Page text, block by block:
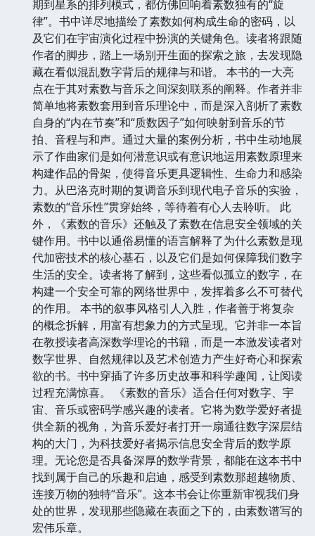
期到星系的排列模式，都仿佛回响着素数独有的“旋
律”。书中详尽地描绘了素数如何构成生命的密码，以
及它们在宇宙演化过程中扮演的关键角色。读者将跟随
作者的脚步，踏上一场别开生面的探索之旅，去发现隐
藏在看似混乱数字背后的规律与和谐。 本书的一大亮
点在于其对素数与音乐之间深刻联系的阐释。作者并非
简单地将素数套用到音乐理论中，而是深入剖析了素数
自身的“内在节奏”和“质数因子”如何映射到音乐的节
拍、音程与和声。通过大量的案例分析，书中生动地展
示了作曲家们是如何潜意识或有意识地运用素数原理来
构建作品的骨架，使得音乐更具逻辑性、生命力和感染
力。从巴洛克时期的复调音乐到现代电子音乐的实验，
素数的“音乐性”贯穿始终，等待着有心人去聆听。 此
外，《素数的音乐》还触及了素数在信息安全领域的关
键作用。书中以通俗易懂的语言解释了为什么素数是现
代加密技术的核心基石，以及它们是如何保障我们数字
生活的安全。读者将了解到，这些看似孤立的数字，在
构建一个安全可靠的网络世界中，发挥着多么不可替代
的作用。 本书的叙事风格引人入胜，作者善于将复杂
的概念拆解，用富有想象力的方式呈现。它并非一本旨
在教授读者高深数学理论的书籍，而是一本激发读者对
数字世界、自然规律以及艺术创造力产生好奇心和探索
欲的书。书中穿插了许多历史故事和科学趣闻，让阅读
过程充满惊喜。 《素数的音乐》适合任何对数字、宇
宙、音乐或密码学感兴趣的读者。它将为数学爱好者提
供全新的视角，为音乐爱好者打开一扇通往数字深层结
构的大门，为科技爱好者揭示信息安全背后的数学原
理。无论您是否具备深厚的数学背景，都能在这本书中
找到属于自己的乐趣和启迪，感受到素数那超越物质、
连接万物的独特“音乐”。这本书会让你重新审视我们身
处的世界，发现那些隐藏在表面之下的，由素数谱写的
宏伟乐章。